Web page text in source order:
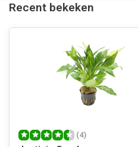
Recent bekeken
(4)